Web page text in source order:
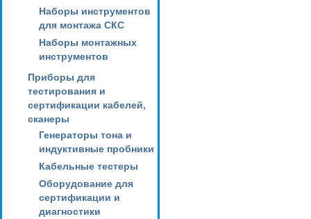
Наборы инструментов
для монтажа СКС
Наборы монтажных
инструментов
Приборы для
тестирования и
сертификации кабелей,
сканеры
Генераторы тона и
индуктивные пробники
Кабельные тестеры
Оборудование для
сертификации и
диагностики